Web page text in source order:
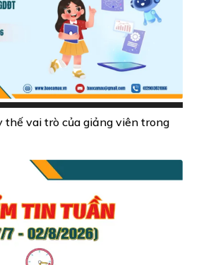
thế vai trò của giảng viên trong